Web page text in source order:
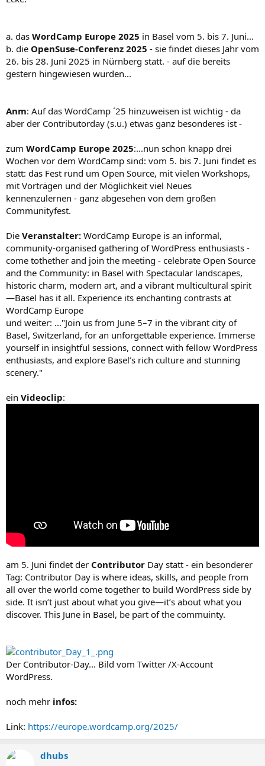
a. das WordCamp Europe 2025 in Basel vom 5. bis 7. Juni...
b. die OpenSuse-Conferenz 2025 - sie findet dieses Jahr vom
26. bis 28. Juni 2025 in Nürnberg statt. - auf die bereits
gestern hingewiesen wurden...
Anm: Auf das WordCamp ´25 hinzuweisen ist wichtig - da
aber der Contributorday (s.u.) etwas ganz besonderes ist -
zum WordCamp Europe 2025:...nun schon knapp drei
Wochen vor dem WordCamp sind: vom 5. bis 7. Juni findet es
statt: das Fest rund um Open Source, mit vielen Workshops,
mit Vorträgen und der Möglichkeit viel Neues
kennenzulernen - ganz abgesehen von dem großen
Communityfest.
Die Veranstalter: WordCamp Europe is an informal,
community-organised gathering of WordPress enthusiasts -
come tothether and join the meeting - celebrate Open Source
and the Community: in Basel with Spectacular landscapes,
historic charm, modern art, and a vibrant multicultural spirit
—Basel has it all. Experience its enchanting contrasts at
WordCamp Europe
und weiter: ..."Join us from June 5–7 in the vibrant city of
Basel, Switzerland, for an unforgettable experience. Immerse
yourself in insightful sessions, connect with fellow WordPress
enthusiasts, and explore Basel’s rich culture and stunning
scenery."
ein Videoclip:
am 5. Juni findet der Contributor Day statt - ein besonderer
Tag: Contributor Day is where ideas, skills, and people from
all over the world come together to build WordPress side by
side. It isn’t just about what you give—it’s about what you
discover. This June in Basel, be part of the commuinty.
Der Contributor-Day... Bild vom Twitter /X-Account
WordPress.
noch mehr infos:
Link: https://europe.wordcamp.org/2025/
dhubs